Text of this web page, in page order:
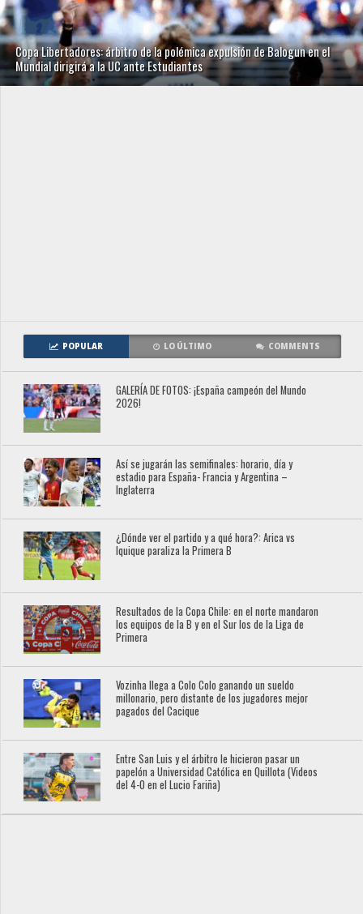
Copa Libertadores: árbitro de la polémica expulsión de Balogun en el
Mundial dirigirá a la UC ante Estudiantes
POPULAR LO ÚLTIMO COMMENTS
GALERÍA DE FOTOS: ¡España campeón del Mundo
2026!
Así se jugarán las semifinales: horario, día y
estadio para España- Francia y Argentina –
Inglaterra
¿Dónde ver el partido y a qué hora?: Arica vs
Iquique paraliza la Primera B
Resultados de la Copa Chile: en el norte mandaron
los equipos de la B y en el Sur los de la Liga de
Primera
Vozinha llega a Colo Colo ganando un sueldo
millonario, pero distante de los jugadores mejor
pagados del Cacique
Entre San Luis y el árbitro le hicieron pasar un
papelón a Universidad Católica en Quillota (Videos
del 4-0 en el Lucio Fariña)